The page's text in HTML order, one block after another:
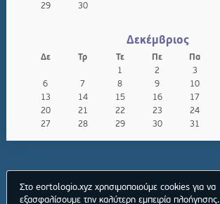
29
30
Δεκέμβριος
Δε Τρ Τε Πε Πα
1
2 3
6
7 8 9 10
13
14 15 16 17
20
21 22 23 24
27
28 29 30 31
Στο eortologio.xyz χρησιμοποιούμε cookies για να
εξασφαλίσουμε την καλύτερη εμπειρία πλοήγησης.